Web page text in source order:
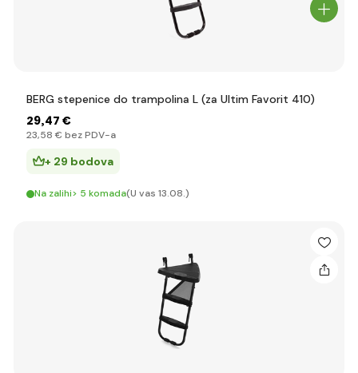
BERG stepenice do trampolina L (za Ultim Favorit 410)
29,47 €
23,58 € bez PDV-a
+ 29 bodova
Na zalihi> 5 komada(U vas 13.08.)